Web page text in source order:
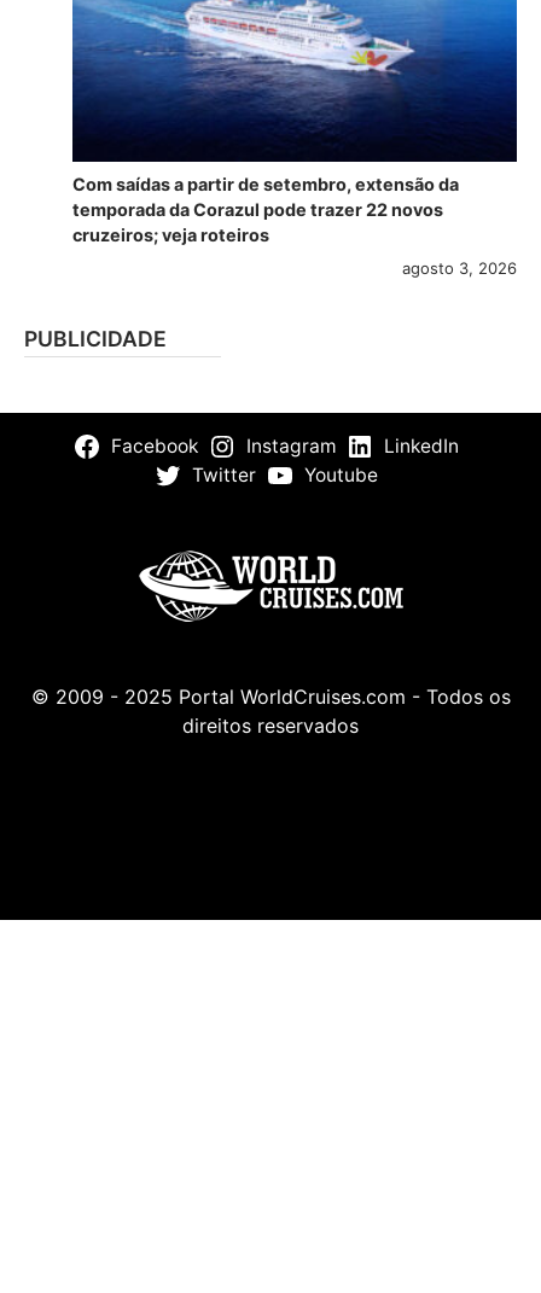
Com saídas a partir de setembro, extensão da
temporada da Corazul pode trazer 22 novos
cruzeiros; veja roteiros
agosto 3, 2026
PUBLICIDADE
Facebook Instagram
LinkedIn
Twitter
Youtube
© 2009 - 2025 Portal WorldCruises.com - Todos os
direitos reservados